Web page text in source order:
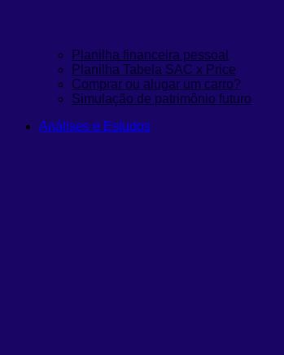
Planilha financeira pessoal
Planilha Tabela SAC x Price
Comprar ou alugar um carro?
Simulação de patrimônio futuro
Análises e Estudos